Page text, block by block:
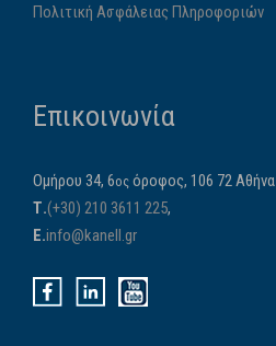
Πολιτική Ασφάλειας Πληροφοριών
Επικοινωνία
Ομήρου 34, 6ος όροφος, 106 72 Αθήνα
Τ.(+30) 210 3611 225,
E.info@kanell.gr